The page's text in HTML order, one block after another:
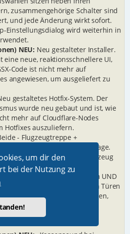
um dir den
bei der Nutzung zu
zusammengehörige Schalter sind
und jede Änderung wirkt sofort.
Einstellungsdialog wird weiterhin in
NEU: Neu gestalteter Installer.
eine neue, reaktionsschnellere UI,
Code ist nicht mehr auf
angewiesen, um ausgeliefert zu
gestaltetes Hotfix-System. Der
wurde neu gebaut und ist, wie
mehr auf Cloudflare-Nodes
Hotfixes auszuliefern.
- Flugzeugtreppe +
Option bei der Airstairs-Abfrage.
Yes / No, wenn das Flugzeug
Airstairs hat: Lässt die
des Flugzeugs ausgefahren UND
Fahrzeugen, an den Türen
keine eingebaute Treppe haben,
Abrechnung auslöst,
Animation des Flugzeugs